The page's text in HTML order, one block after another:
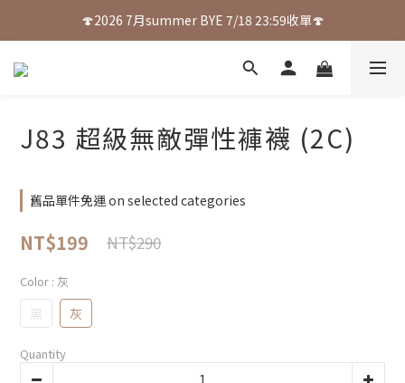
🍄2026 7月summer BYE 7/18 23:59收單🍄
J83 超級無敵彈性褲襪 (2C)
舊品單件免運 on selected categories
NT$199 NT$290
Color : 灰
黑 灰
Quantity